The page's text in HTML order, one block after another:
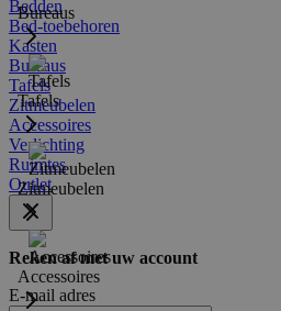
Bureaus
Tafels
Zitmeubelen
Accessoires
Bedden
Bed-toebehoren
Kasten
Bureaus
Tafels
Zitmeubelen
Accessoires
Verlichting
Ruimtes
Outlet
Reken af met uw account
E-mail adres